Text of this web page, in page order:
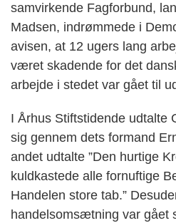
samvirkende Fagforbund,
Madsen, indrømmede i
avisen, at 12 ugers lang
været skadende for det
arbejde i stedet var gået til
I Århus Stiftstidende udtalte
sig gennem dets formand
andet udtalte ”Den hurtige
kuldkastede alle fornuftige
Handelen store tab.”
handelsomsætning var gået